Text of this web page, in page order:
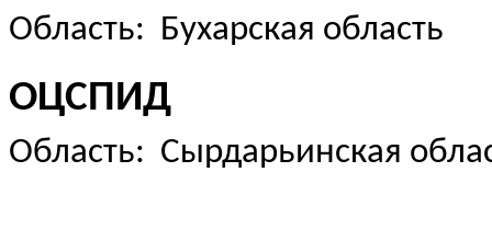
Область: Бухарская область
ОЦСПИД
Область: Сырдарьинская